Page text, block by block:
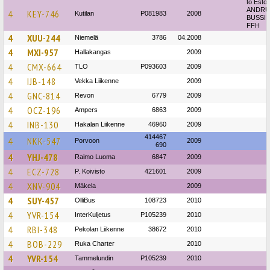
4 KEY-746 Kutilan P081983 2008
to
FFH
4 XUU-244 Niemelä 3786 04.2008
4 MXI-957 Hallakangas 2009
4 CMX-664 TLO P093603 2009
4 IJB-148 Vekka Liikenne 2009
4 GNC-814 Revon 6779 2009
4 OCZ-196 Ampers 6863 2009
4 INB-130 Hakalan Liikenne 46960 2009
4 NKK-547 Porvoon
414467
690
2009
4 YHJ-478 Raimo Luoma 6847 2009
4 ECZ-728 P. Koivisto 421601 2009
4 XNV-904 Mäkela 2009
4 SUY-457 OlliBus 108723 2010
4 YVR-154 InterKuljetus P105239 2010
4 RBI-348 Pekolan Liikenne 38672 2010
4 BOB-229 Ruka Charter 2010
4 YVR-154 Tammelundin P105239 2010